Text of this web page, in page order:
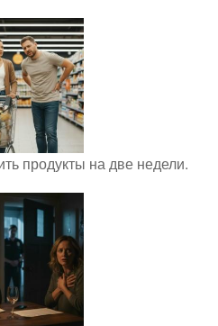
продукты на две недели.